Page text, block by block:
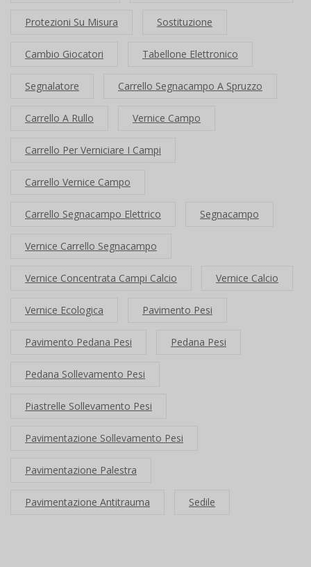
Protezioni Su Misura Sostituzione
Cambio Giocatori Tabellone Elettronico
Segnalatore Carrello Segnacampo A Spruzzo
Carrello A Rullo Vernice Campo
Carrello Per Verniciare I Campi
Carrello Vernice Campo
Carrello Segnacampo Elettrico Segnacampo
Vernice Carrello Segnacampo
Vernice Concentrata Campi Calcio Vernice Calcio
Vernice Ecologica Pavimento Pesi
Pavimento Pedana Pesi Pedana Pesi
Pedana Sollevamento Pesi
Piastrelle Sollevamento Pesi
Pavimentazione Sollevamento Pesi
Pavimentazione Palestra
Pavimentazione Antitrauma Sedile